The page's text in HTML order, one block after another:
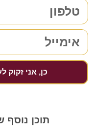
כן, אני זקוק
תוכן נוסף